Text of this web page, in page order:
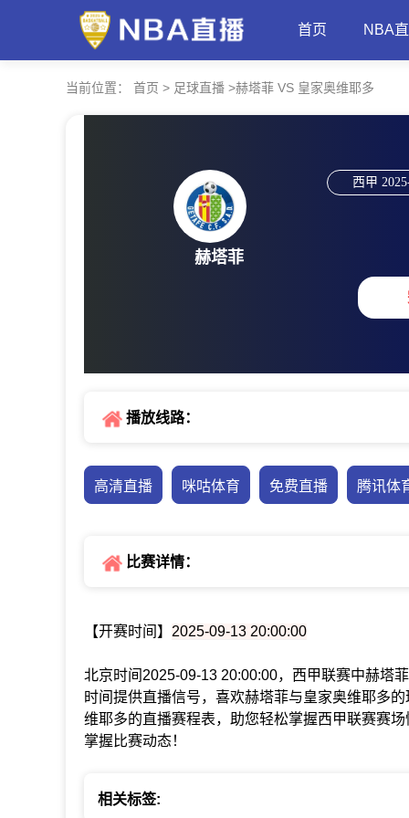
首页 NBA
当前位置： 首页 > 足球直播 >赫塔菲 VS 皇家奥维耶多
赫塔菲
西甲
播放线路：
高清直播 咪咕体育 免费直播 腾讯体
比赛详情：
【开赛时间】 2025-09-13 20:00:00
北京时间2025-09-13 20:00:00，西甲联赛中赫塔
时间提供直播信号，喜欢赫塔菲与皇家奥维耶多
维耶多的直播赛程表，助您轻松掌握西甲联赛赛
掌握比赛动态！
相关标签: